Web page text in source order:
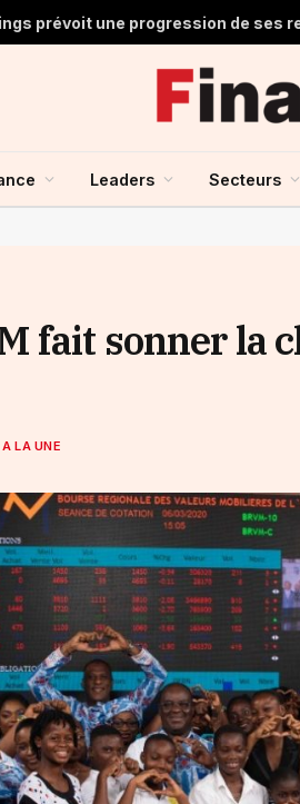
Leaders Secteurs
fait sonner la
A LA UNE